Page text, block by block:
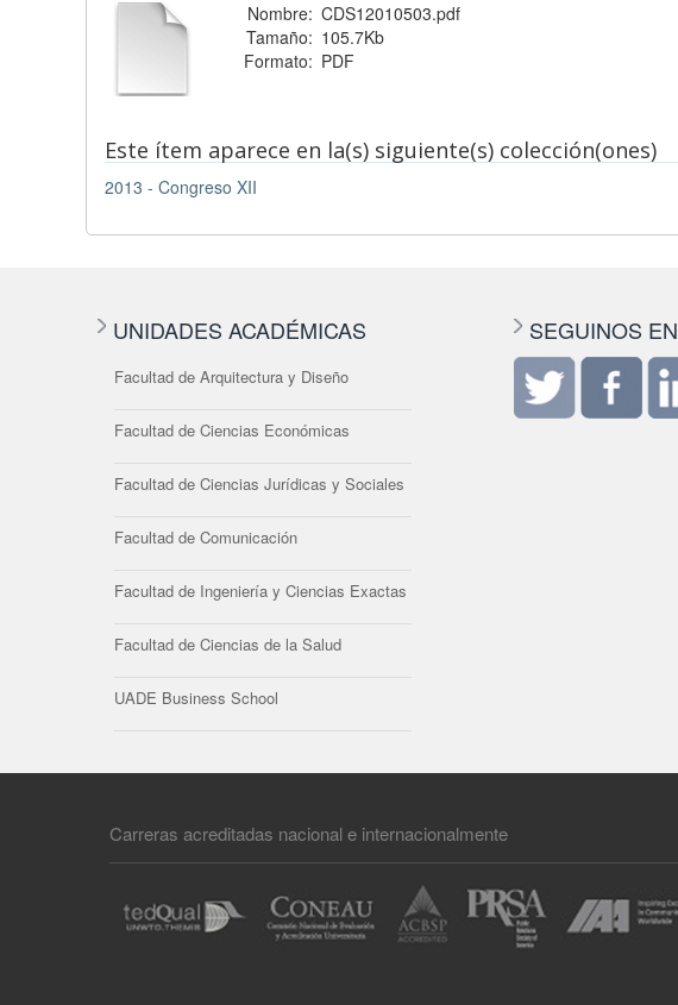
Nombre: CDS12010503.pdf
Tamaño: 105.7Kb
Formato: PDF
Este ítem aparece en la(s) siguiente(s) colección(ones)
2013 - Congreso XII
UNIDADES ACADÉMICAS
Facultad de Arquitectura y Diseño
Facultad de Ciencias Económicas
Facultad de Ciencias Jurídicas y Sociales
Facultad de Comunicación
Facultad de Ingeniería y Ciencias Exactas
Facultad de Ciencias de la Salud
UADE Business School
SEGUINOS EN
Carreras acreditadas nacional e internacionalmente